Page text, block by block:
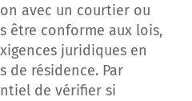
avec un courtier ou
être conforme aux lois,
juridiques en
de résidence. Par
de vérifier si